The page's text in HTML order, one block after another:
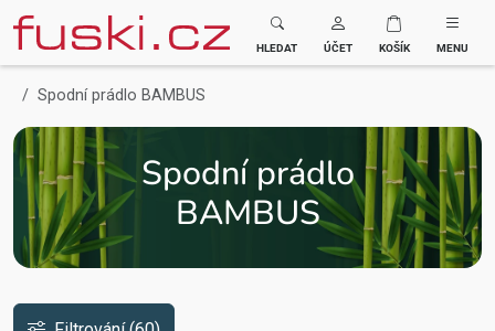
Fuski BOMA
HLEDAT ÚČET KOŠÍK MENU
Spodní prádlo BAMBUS
Spodní prádlo
BAMBUS